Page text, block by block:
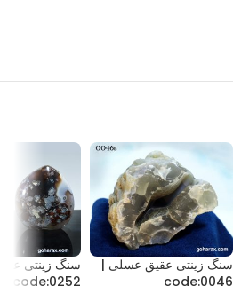
سنگ زینتی عقیق عسلی |
code:0046
سنگ زینتی
code:0252